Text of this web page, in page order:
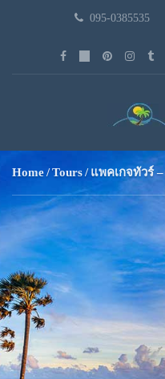
095-0385535
Home Tours แพคเกจทัวร์